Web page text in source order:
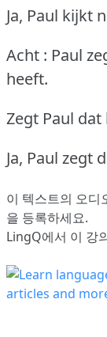
Ja, Paul kijkt
Acht : Paul
heeft.
Zegt Paul
Ja, Paul zegt
이 텍스트의 오디
을 등록하세요.
LingQ에서 이 강